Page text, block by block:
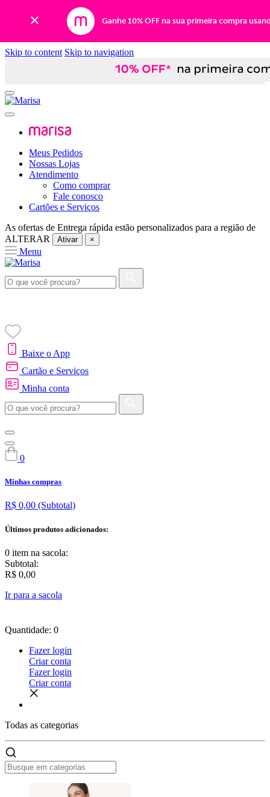
Ganhe 10% OFF na sua primeira compra
Skip to content Skip to navigation
Meus Pedidos
Nossas Lojas
Atendimento
Como comprar
Fale conosco
Cartões e Serviços
As ofertas de Entrega rápida estão personalizados para a região de
ALTERAR
Ativar ×
Menu
Baixe o App
Cartão e Serviços
Minha conta
0
Minhas compras
R$ 0,00 (Subtotal)
Últimos produtos adicionados:
0 item na sacola:
Subtotal:
R$ 0,00
Ir para a sacola
Quantidade: 0
Fazer login
Criar conta
Fazer login
Criar conta
Todas as categorias